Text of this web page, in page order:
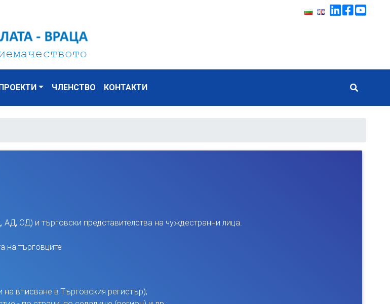
ЧЛЕНСТВО КОНТАКТИ
СД) и търговски представителства на чуждестранни лица.
на търговците
вписване в Търговския регистър);